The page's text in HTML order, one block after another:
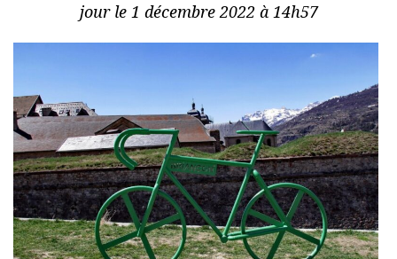
jour le 1 décembre 2022 à 14h57